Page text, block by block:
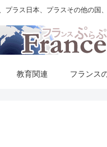
プラス日本、プラスその他の
教育関連 フランス